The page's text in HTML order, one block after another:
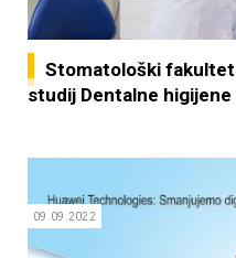
Stomatološki fakultet
studij Dentalne higijene
09.09.2022